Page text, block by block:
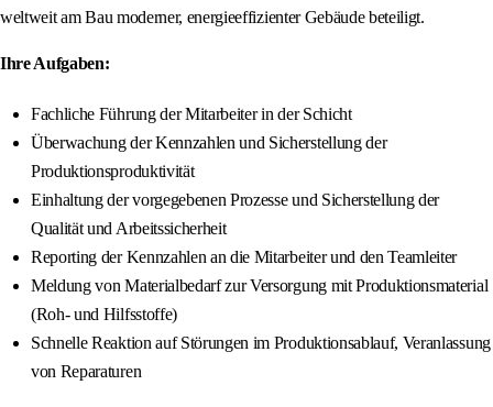
weltweit am Bau moderner, energieeffizienter Gebäude beteiligt.
Ihre Aufgaben:
Fachliche Führung der Mitarbeiter in der Schicht
Überwachung der Kennzahlen und Sicherstellung der
Produktionsproduktivität
Einhaltung der vorgegebenen Prozesse und Sicherstellung der
Qualität und Arbeitssicherheit
Reporting der Kennzahlen an die Mitarbeiter und den Teamleiter
Meldung von Materialbedarf zur Versorgung mit Produktionsmaterial
(Roh- und Hilfsstoffe)
Schnelle Reaktion auf Störungen im Produktionsablauf, Veranlassung
von Reparaturen